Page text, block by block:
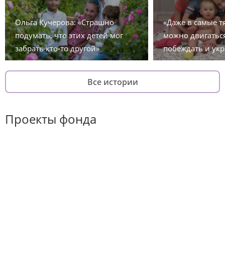
Ольга Кучерова: «Страшно
подумать, что этих детей мог
забрать кто-то другой»
«Даже в самые
можно
побеждать и
Все истории
Проекты фонда